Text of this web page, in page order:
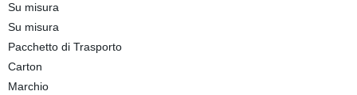
Su misura
Su misura
Pacchetto di Trasporto
Carton
Marchio